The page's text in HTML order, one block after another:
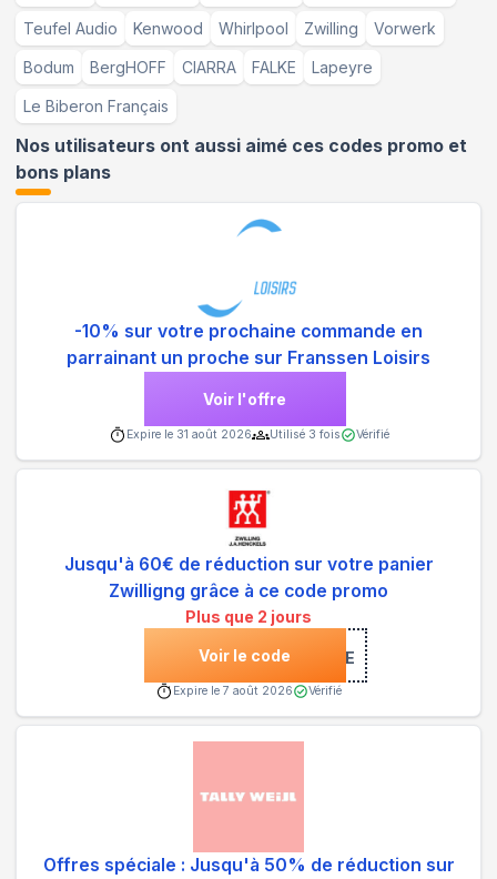
Teufel Audio Kenwood Whirlpool Zwilling Vorwerk
Bodum BergHOFF CIARRA FALKE Lapeyre
Le Biberon Français
Nos utilisateurs ont aussi aimé ces codes promo et
bons plans
-10% sur votre prochaine commande en
parrainant un proche sur Franssen Loisirs
Voir l'offre
Expire le 31 août 2026 Utilisé 3 fois Vérifié
Jusqu'à 60€ de réduction sur votre panier
Zwilligng grâce à ce code promo
Plus que 2 jours
Voir le code***MERSALE
Expire le 7 août 2026 Vérifié
Offres spéciale : Jusqu'à 50% de réduction sur